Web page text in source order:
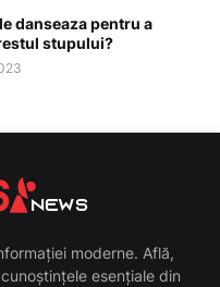
danseaza pentru a
stupului?
moderne. Află,
esențiale din